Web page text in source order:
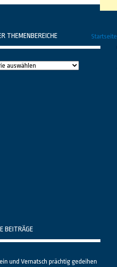
Startseite
THEMENBEREICHE
BEITRÄGE
und Vernatsch prächtig gedeihen